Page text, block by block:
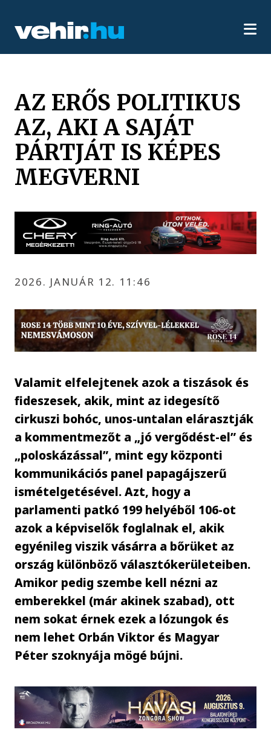
AZ ERŐS POLITIKUS
AZ, AKI A SAJÁT
PÁRTJÁT IS KÉPES
MEGVERNI
2026. JANUÁR 12. 11:46
Valamit elfelejtenek azok a tiszások és
fideszesek, akik, mint az idegesítő
cirkuszi bohóc, unos-untalan elárasztják
a kommentmezőt a „jó vergődést-el” és
„poloskázással”, mint egy központi
kommunikációs panel papagájszerű
ismételgetésével. Azt, hogy a
parlamenti patkó 199 helyéből 106-ot
azok a képviselők foglalnak el, akik
egyénileg viszik vásárra a bőrüket az
ország különböző választókerületeiben.
Amikor pedig szembe kell nézni az
emberekkel (már akinek szabad), ott
nem sokat érnek ezek a lózungok és
nem lehet Orbán Viktor és Magyar
Péter szoknyája mögé bújni.